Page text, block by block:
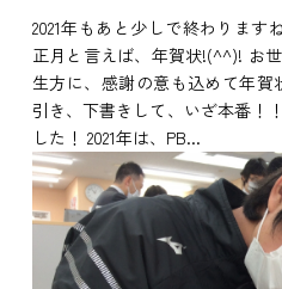
2021年もあと少しで終わりま
正月と言えば、年賀状!(^^)! お
生方に、感謝の意も込めて年
引き、下書きして、いざ本番！
した！ 2021年は、PB...